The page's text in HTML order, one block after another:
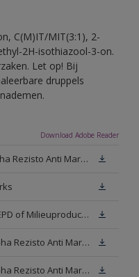
C(M)IT/MIT(3:1), 2-
2H-isothiazool-3-on.
Let op! Bij
druppels
Download Adobe Reader
Technisch Informatieblad Alpha Rezisto Anti Marks (PDF)
Sikkens Interior Wallpaints - EPD of Milieuproductverklaring
Veiligheidsinformatieblad Alpha Rezisto Anti Marks Mat White W05 (MSDS)
Veiligheidsinformatieblad Alpha Rezisto Anti Marks Mat N00 (MSDS)